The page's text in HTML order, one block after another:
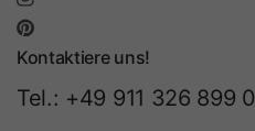
Kontaktiere uns!
Tel.: +49 911 326 899 0